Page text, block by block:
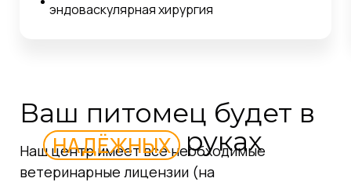
эндоваскулярная хирургия
руках
НАДЁЖНЫХ
Ваш питомец будет в
Наш центр имеет все необходимые
ветеринарные лицензии (на